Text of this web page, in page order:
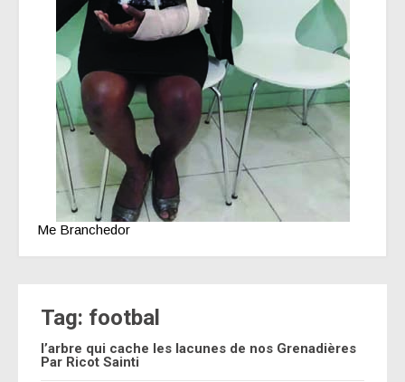
Me Branchedor
Tag: footbal
l’arbre qui cache les lacunes de nos Grenadières
Par Ricot Sainti